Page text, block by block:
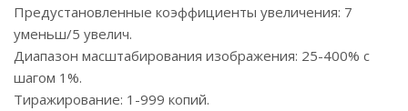
Предустановленные коэффициенты увеличения: 7
уменьш/5 увелич.
Диапазон масштабирования изображения: 25-400% с
шагом 1%.
Тиражирование: 1-999 копий.